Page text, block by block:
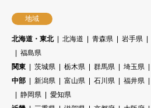
地域
北海道・東北 北海道 青森県 岩手県
福島県
関東
茨城県 栃木県 群馬県 埼玉県
中部
新潟県 富山県 石川県 福井県
静岡県
愛知県